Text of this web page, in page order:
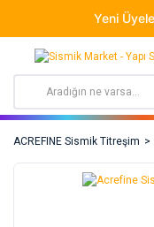
ACREFINE Sismik Titreşim